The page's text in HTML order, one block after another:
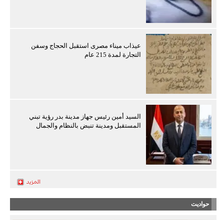
عيذاب ميناء مصرى استقبل الحجاج وسفن
التجارة لمدة 215 عام
السيد أمين رئيس جهاز مدينة بدر رؤية تبني
المستقبل ومدينة تنبض بالنظام والجمال
حواديت